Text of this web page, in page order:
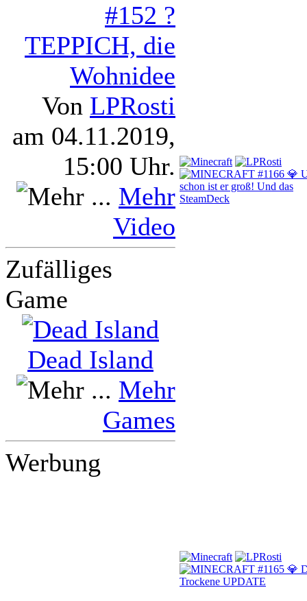
#152 ?
TEPPICH, die
Wohnidee
Von LPRosti
am 04.11.2019,
15:00 Uhr.
Mehr
Video
Zufälliges
Game
Dead Island
Mehr
Games
Werbung